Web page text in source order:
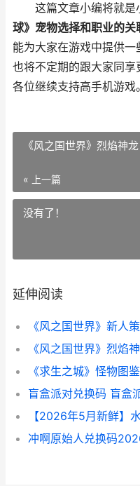
这篇文章小编将就是
球》宠物选择和职业的关
能为大家在游戏中提供
也将不定期的跟大家同
各位继续支持高手机游戏。
《风之国世界》烈焰神
« 上一篇
没有了！
延伸阅读
《风之国世界》烈焰
盲盒派对兑换码 盲盒
冲啊原始人兑换码